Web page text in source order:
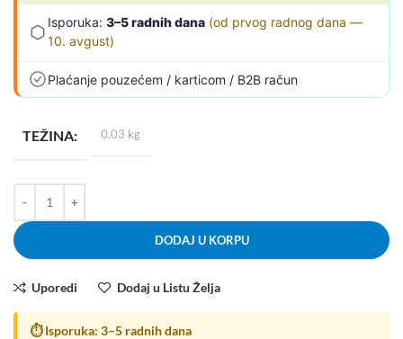
Isporuka: 3–5 radnih dana (od prvog radnog dana —
10. avgust)
Plaćanje pouzećem / karticom / B2B račun
TEŽINA 0.03 kg
DODAJ U KORPU
Uporedi Dodaj u Listu Želja
⏱ Isporuka: 3–5 radnih dana